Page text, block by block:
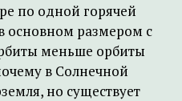
по одной горячей
основном размером с
меньше орбиты
в Солнечной
но существует